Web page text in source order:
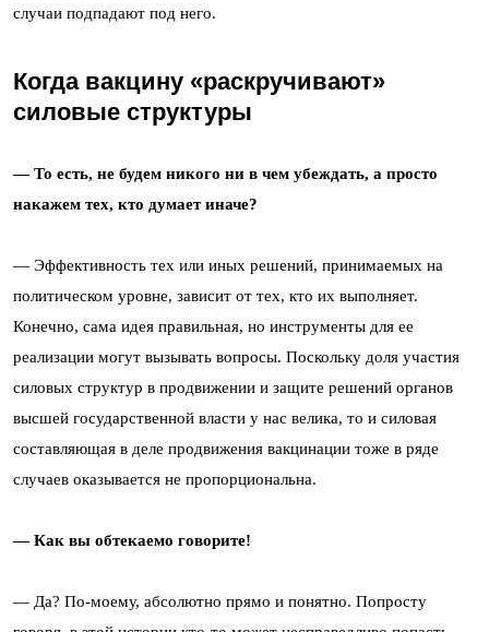
случаи подпадают под него.
Когда вакцину «раскручивают»
силовые структуры
— То есть, не будем никого ни в чем убеждать, а просто
накажем тех, кто думает иначе?
— Эффективность тех или иных решений, принимаемых на
политическом уровне, зависит от тех, кто их выполняет.
Конечно, сама идея правильная, но инструменты для ее
реализации могут вызывать вопросы. Поскольку доля участия
силовых структур в продвижении и защите решений органов
высшей государственной власти у нас велика, то и силовая
составляющая в деле продвижения вакцинации тоже в ряде
случаев оказывается не пропорциональна.
— Как вы обтекаемо говорите!
— Да? По-моему, абсолютно прямо и понятно. Попросту